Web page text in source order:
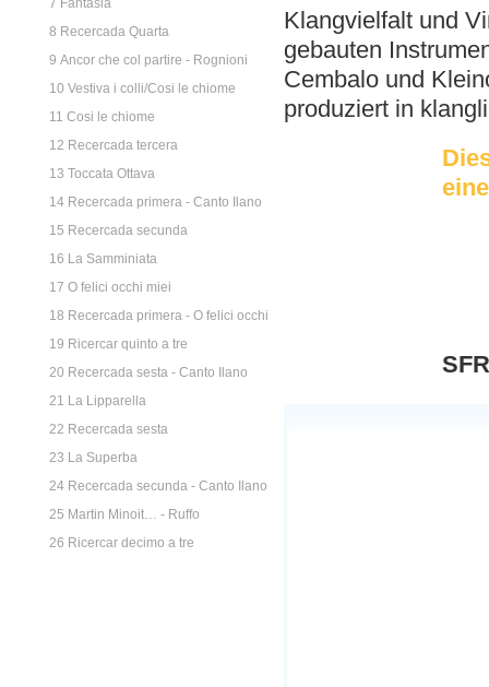
7 Fantasia
8 Recercada Quarta
9 Ancor che col partire - Rognioni
10 Vestiva i colli/Cosi le chiome
11 Cosi le chiome
12 Recercada tercera
13 Toccata Ottava
14 Recercada primera - Canto Ilano
15 Recercada secunda
16 La Samminiata
17 O felici occhi miei
18 Recercada primera - O felici occhi
19 Ricercar quinto a tre
20 Recercada sesta - Canto Ilano
21 La Lipparella
22 Recercada sesta
23 La Superba
24 Recercada secunda - Canto Ilano
25 Martin Minoit… - Ruffo
26 Ricercar decimo a tre
Klangvielfalt und
gebauten
Cembalo und
produziert in